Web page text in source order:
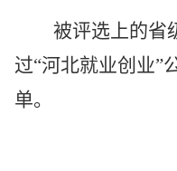
被评选上的省
过“河北就业创业”
单。